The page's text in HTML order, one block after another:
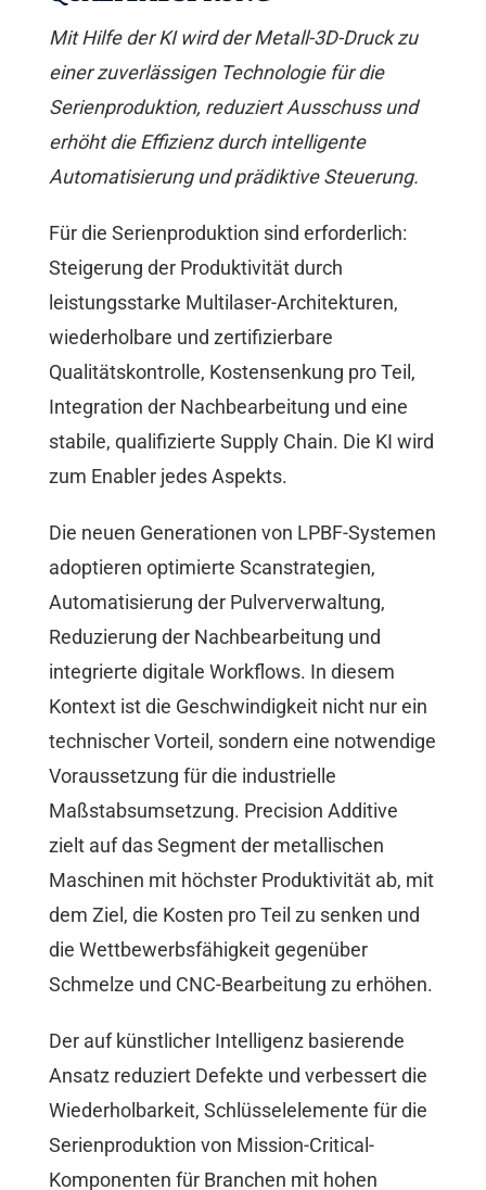
Mit Hilfe der KI wird der Metall-3D-Druck zu
einer zuverlässigen Technologie für die
Serienproduktion, reduziert Ausschuss und
erhöht die Effizienz durch intelligente
Automatisierung und prädiktive Steuerung.
Für die Serienproduktion sind erforderlich:
Steigerung der Produktivität durch
leistungsstarke Multilaser-Architekturen,
wiederholbare und zertifizierbare
Qualitätskontrolle, Kostensenkung pro Teil,
Integration der Nachbearbeitung und eine
stabile, qualifizierte Supply Chain. Die KI wird
zum Enabler jedes Aspekts.
Die neuen Generationen von LPBF-Systemen
adoptieren optimierte Scanstrategien,
Automatisierung der Pulververwaltung,
Reduzierung der Nachbearbeitung und
integrierte digitale Workflows. In diesem
Kontext ist die Geschwindigkeit nicht nur ein
technischer Vorteil, sondern eine notwendige
Voraussetzung für die industrielle
Maßstabsumsetzung. Precision Additive
zielt auf das Segment der metallischen
Maschinen mit höchster Produktivität ab, mit
dem Ziel, die Kosten pro Teil zu senken und
die Wettbewerbsfähigkeit gegenüber
Schmelze und CNC-Bearbeitung zu erhöhen.
Der auf künstlicher Intelligenz basierende
Ansatz reduziert Defekte und verbessert die
Wiederholbarkeit, Schlüsselelemente für die
Serienproduktion von Mission-Critical-
Komponenten für Branchen mit hohen